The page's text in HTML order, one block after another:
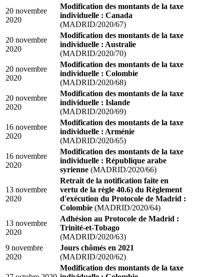
20 novembre
2020
Modification des montants de la taxe
individuelle : Canada
(MADRID/2020/67)
20 novembre
2020
Modification des montants de la taxe
individuelle : Australie
(MADRID/2020/70)
20 novembre
2020
Modification des montants de la taxe
individuelle : Colombie
(MADRID/2020/68)
20 novembre
2020
Modification des montants de la taxe
individuelle : Islande
(MADRID/2020/69)
16 novembre
2020
Modification des montants de la taxe
individuelle : Arménie
(MADRID/2020/65)
16 novembre
2020
Modification des montants de la taxe
individuelle : République arabe
syrienne (MADRID/2020/66)
13 novembre
2020
Retrait de la notification faite en
vertu de la règle 40.6) du Règlement
d'exécution du Protocole de Madrid :
Colombie (MADRID/2020/64)
13 novembre
2020
Adhésion au Protocole de Madrid :
Trinité-et-Tobago
(MADRID/2020/63)
9 novembre
2020
Jours chômés en 2021
(MADRID/2020/62)
Modification des montants de la taxe